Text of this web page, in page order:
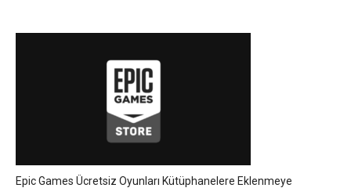
Epic Games Ücretsiz Oyunları Kütüphanelere Eklenmeye